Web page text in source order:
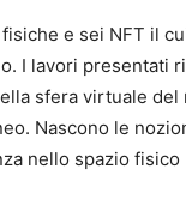
e sei NFT il
I lavori presentati
sfera virtuale del
Nascono le
nello spazio